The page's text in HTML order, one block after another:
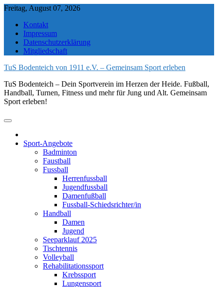
Skip
content
Freitag, August 07, 2026
Kontakt
Impressum
Datenschutzerklärung
Mitgliedschaft
TuS Bodenteich von 1911 e.V. – Gemeinsam Sport erleben
TuS Bodenteich – Dein Sportverein im Herzen der Heide. Fußball,
Handball, Turnen, Fitness und mehr für Jung und Alt. Gemeinsam
Sport erleben!
Sport-Angebote
Badminton
Faustball
Fussball
Herrenfussball
Jugendfussball
Damenfußball
Fussball-Schiedsrichter/in
Handball
Damen
Jugend
Seeparklauf 2025
Tischtennis
Volleyball
Rehabilitationssport
Krebssport
Lungensport